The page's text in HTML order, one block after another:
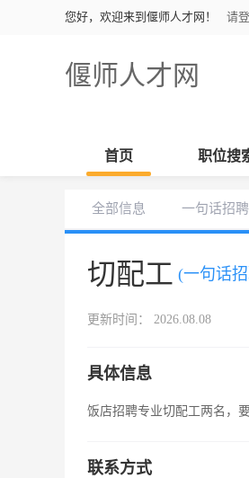
您好，欢迎来到偃师人才网！ 请
偃师人才网
首页 职位搜
全部信息 一句话招
切配工 (一句话
更新时间： 2026.08.08
具体信息
饭店招聘专业切配工两名，
联系方式